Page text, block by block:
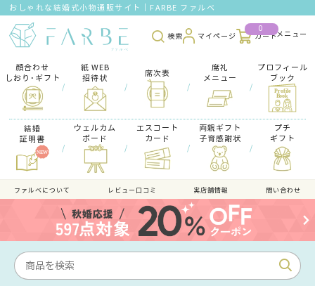
おしゃれな結婚式小物通販サイト｜FARBE ファルベ
検索 マイページ
0
カート
顔合わせ
しおり･ギフト
/
紙 WEB
招待状
/
席次表
/
席礼
メニュー
/
プロフィール
ブック
結婚
証明書
/
ウェルカム
ボード
/
エスコート
カード
/
両親ギフト
子育感謝状
/
プチ
ギフト
ファルべについて レビュー口コミ 実店舗情報 問い合わせ